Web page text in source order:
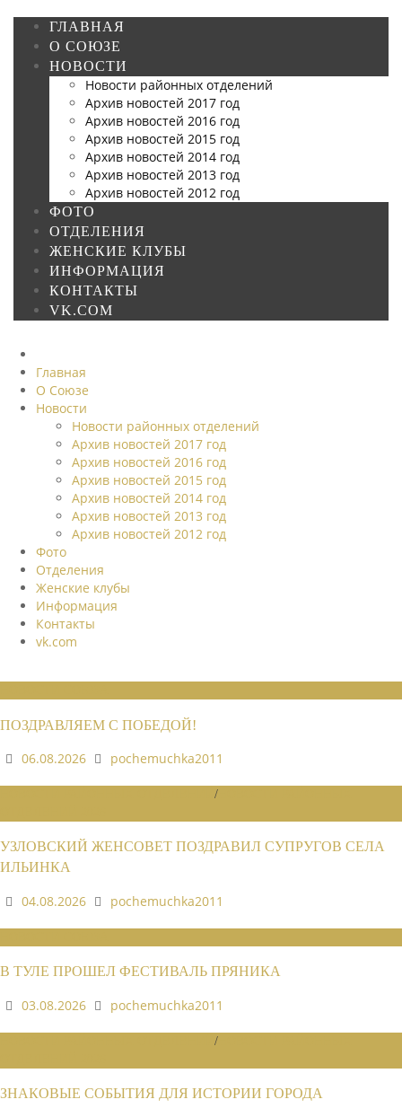
ГЛАВНАЯ
О СОЮЗЕ
НОВОСТИ
Новости районных отделений
Архив новостей 2017 год
Архив новостей 2016 год
Архив новостей 2015 год
Архив новостей 2014 год
Архив новостей 2013 год
Архив новостей 2012 год
ФОТО
ОТДЕЛЕНИЯ
ЖЕНСКИЕ КЛУБЫ
ИНФОРМАЦИЯ
КОНТАКТЫ
VK.COM
Главная
О Союзе
Новости
Новости районных отделений
Архив новостей 2017 год
Архив новостей 2016 год
Архив новостей 2015 год
Архив новостей 2014 год
Архив новостей 2013 год
Архив новостей 2012 год
Фото
Отделения
Женские клубы
Информация
Контакты
vk.com
ПОЗДРАВЛЯЕМ С ПОБЕДОЙ!
06.08.2026
pochemuchka2011
/
УЗЛОВСКИЙ ЖЕНСОВЕТ ПОЗДРАВИЛ СУПРУГОВ СЕЛА
ИЛЬИНКА
04.08.2026
pochemuchka2011
В ТУЛЕ ПРОШЕЛ ФЕСТИВАЛЬ ПРЯНИКА
03.08.2026
pochemuchka2011
/
ЗНАКОВЫЕ СОБЫТИЯ ДЛЯ ИСТОРИИ ГОРОДА